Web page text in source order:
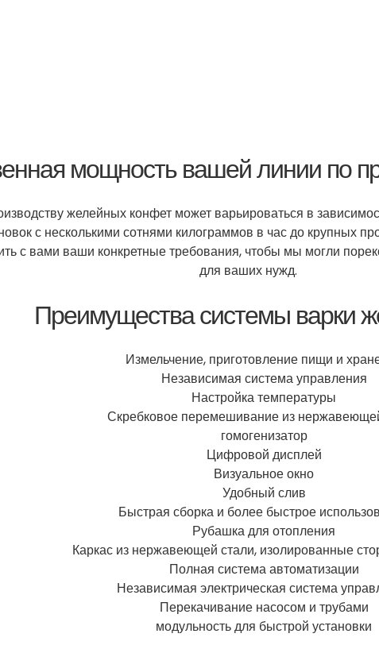
мощность вашей линии по
желейных конфет может варьироваться в
с несколькими сотнями килограммов в час до крупных
с вами ваши конкретные требования, чтобы мы могли
для ваших нужд.
Преимущества системы варки
Измельчение, приготовление пищи и
Независимая система управления
Настройка температуры
Скребковое перемешивание из
гомогенизатор
Цифровой дисплей
Визуальное окно
Удобный слив
Быстрая сборка и более быстрое
Рубашка для отопления
Каркас из нержавеющей стали, изолированные
Полная система автоматизации
Независимая электрическая система
Перекачивание насосом и трубами
модульность для быстрой установки